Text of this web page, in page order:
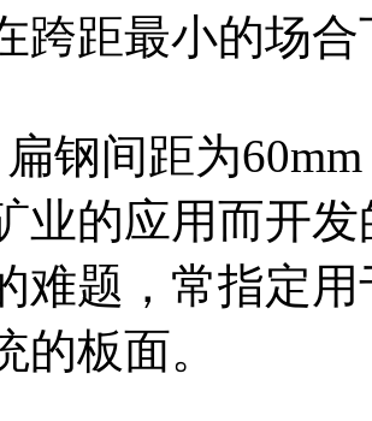
跨距最小的场
间距为60mm
业的应用而开
难题，常指定
的板面。